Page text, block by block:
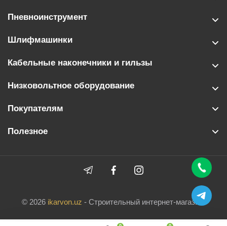
Пневноинструмент
Шлифмашинки
Кабельные наконечники и гильзы
Низковольтное оборудование
Покупателям
Полезное
© 2026 ikarvon.uz - Строительный интернет-магазин.